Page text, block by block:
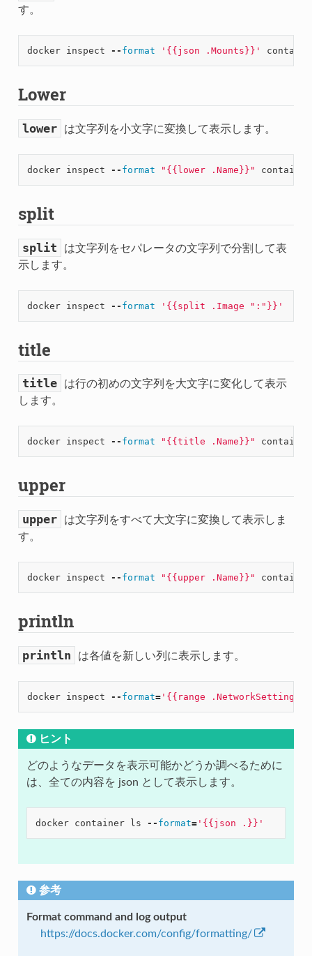
す。
docker inspect -- format '{{json .Mounts}}'
Lower
lower は文字列を小文字に変換して表示します。
docker inspect -- format "{{lower .Name}}" container
split
split
は文字列をセパレータの文字列で分割して表
示します。
docker inspect -- format '{{split .Image ":"}}'
title
title
は行の初めの文字列を大文字に変化して表示
します。
docker inspect -- format "{{title .Name}}" container
upper
upper
は文字列をすべて大文字に変換して表示しま
す。
docker inspect -- format "{{upper .Name}}" container
println
println は各値を新しい列に表示します。
docker inspect -- format='{{range
ヒント
どのようなデータを表示可能かどうか調べるために
は、全ての内容を json として表示します。
docker container ls -- format='{{json .}}'
参考
Format command and log output
https://docs.docker.com/config/formatting/